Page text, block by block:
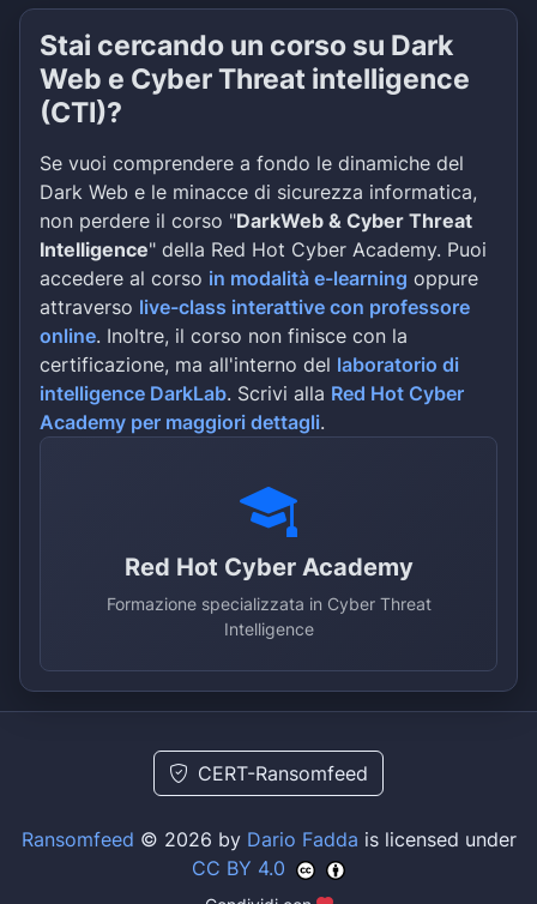
Stai cercando un corso su Dark
Web e Cyber Threat intelligence
(CTI)?
Se vuoi comprendere a fondo le dinamiche del
Dark Web e le minacce di sicurezza informatica,
non perdere il corso "DarkWeb & Cyber Threat
Intelligence" della Red Hot Cyber Academy. Puoi
accedere al corso in modalità e-learning oppure
attraverso live-class interattive con professore
online. Inoltre, il corso non finisce con la
certificazione, ma all'interno del laboratorio di
intelligence DarkLab. Scrivi alla Red Hot Cyber
Academy per maggiori dettagli.
Red Hot Cyber Academy
Formazione specializzata in Cyber Threat
Intelligence
CERT-Ransomfeed
Ransomfeed © 2026 by Dario Fadda is licensed under
CC BY 4.0